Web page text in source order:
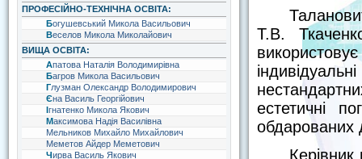
ПРОФЕСІЙНО-ТЕХНІЧНА ОСВІТА:
Богушевський Микола Васильович
Веселов Микола Миколайович
ВИЩА ОСВІТА:
Апатова Наталія Володимирівна
Багров Микола Васильович
Глузман Олександр Володимирович
Єна Василь Георгійович
Ігнатенко Микола Якович
Максимова Надія Василівна
Мельников Михайло Михайлович
Меметов Айдер Меметович
Чирва Василь Якович
Т.В.
естетичні
обдарованих
Керівник